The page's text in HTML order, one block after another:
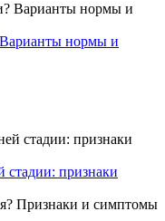
Варианты нормы и
стадии: признаки